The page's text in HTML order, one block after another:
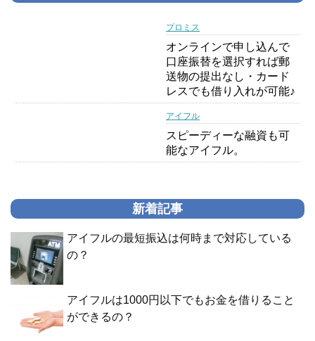
プロミス
オンラインで申し込んで
口座振替を選択すれば郵
送物の提出なし・カード
レスでも借り入れが可能♪
アイフル
スピーディーな融資も可
能なアイフル。
新着記事
アイフルの最短振込は何時まで対応している
の？
アイフルは1000円以下でもお金を借りること
ができるの？